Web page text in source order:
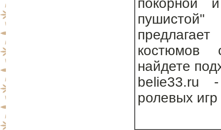
покорной
костюмов
найдете
belie33.ru
ролевых игр